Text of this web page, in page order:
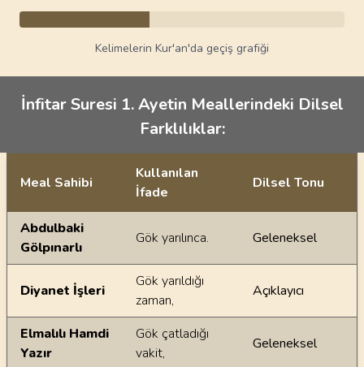
Kelimelerin Kur'an'da geçiş grafiği
İnfitar Suresi 1. Ayetin Meallerindeki Dilsel
Farklılıklar:
Ayetin meallerindeki dilsel farklılıklar
Meal Sahibi
Kullanılan
İfade
Dilsel Tonu
Abdulbaki
Gölpınarlı
Gök yarılınca. Geleneksel
Diyanet İşleri
Gök yarıldığı
zaman,
Açıklayıcı
Elmalılı Hamdi
Yazır
Gök çatladığı
vakit,
Geleneksel